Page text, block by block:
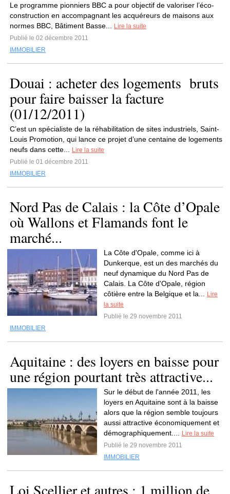
Le programme pionniers BBC a pour objectif de valoriser l’éco-
construction en accompagnant les acquéreurs de maisons aux
normes BBC, Bâtiment Basse...
Lire la suite
Publié le 02 décembre 2011
IMMOBILIER
Douai : acheter des logements bruts
pour faire baisser la facture
(01/12/2011)
C’est un spécialiste de la réhabilitation de sites industriels, Saint-
Louis Promotion, qui lance ce projet d’une centaine de logements
neufs dans cette...
Lire la suite
Publié le 01 décembre 2011
IMMOBILIER
Nord Pas de Calais : la Côte d’Opale
où Wallons et Flamands font le
marché...
La Côte d'Opale, comme ici à
Dunkerque, est un des marchés du
neuf dynamique du Nord Pas de
Calais. La Côte d'Opale, région
côtière entre la Belgique et la...
Lire
la suite
Publié le 29 novembre 2011
IMMOBILIER
Aquitaine : des loyers en baisse pour
une région pourtant très attractive...
Sur le début de l'année 2011, les
loyers en Aquitaine sont à la baisse
alors que la région semble toujours
aussi attractive économiquement et
démographiquement....
Lire la suite
Publié le 29 novembre 2011
IMMOBILIER
Loi Scellier et autres : 1 million de